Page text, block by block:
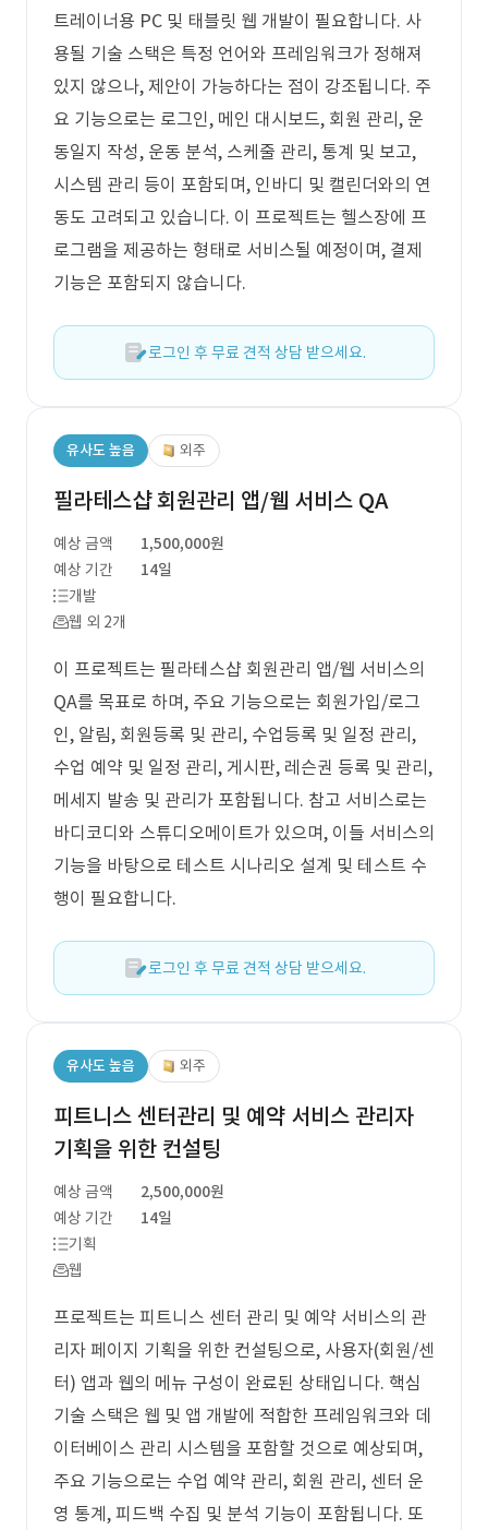
트레이너용 PC 및 태블릿 웹 개발이 필요합니다. 사
용될 기술 스택은 특정 언어와 프레임워크가 정해져
있지 않으나, 제안이 가능하다는 점이 강조됩니다. 주
요 기능으로는 로그인, 메인 대시보드, 회원 관리, 운
동일지 작성, 운동 분석, 스케줄 관리, 통계 및 보고,
시스템 관리 등이 포함되며, 인바디 및 캘린더와의 연
동도 고려되고 있습니다. 이 프로젝트는 헬스장에 프
로그램을 제공하는 형태로 서비스될 예정이며, 결제
기능은 포함되지 않습니다.
로그인 후 무료 견적 상담 받으세요.
유사도 높음 외주
필라테스샵 회원관리 앱/웹 서비스 QA
예상 금액
1,500,000원
예상 기간
14일
개발
웹 외 2개
이 프로젝트는 필라테스샵 회원관리 앱/웹 서비스의
QA를 목표로 하며, 주요 기능으로는 회원가입/로그
인, 알림, 회원등록 및 관리, 수업등록 및 일정 관리,
수업 예약 및 일정 관리, 게시판, 레슨권 등록 및 관리,
메세지 발송 및 관리가 포함됩니다. 참고 서비스로는
바디코디와 스튜디오메이트가 있으며, 이들 서비스의
기능을 바탕으로 테스트 시나리오 설계 및 테스트 수
행이 필요합니다.
로그인 후 무료 견적 상담 받으세요.
유사도 높음 외주
피트니스 센터관리 및 예약 서비스 관리자
기획을 위한 컨설팅
예상 금액
2,500,000원
예상 기간
14일
기획
웹
프로젝트는 피트니스 센터 관리 및 예약 서비스의 관
리자 페이지 기획을 위한 컨설팅으로, 사용자(회원/센
터) 앱과 웹의 메뉴 구성이 완료된 상태입니다. 핵심
기술 스택은 웹 및 앱 개발에 적합한 프레임워크와 데
이터베이스 관리 시스템을 포함할 것으로 예상되며,
주요 기능으로는 수업 예약 관리, 회원 관리, 센터 운
영 통계, 피드백 수집 및 분석 기능이 포함됩니다. 또